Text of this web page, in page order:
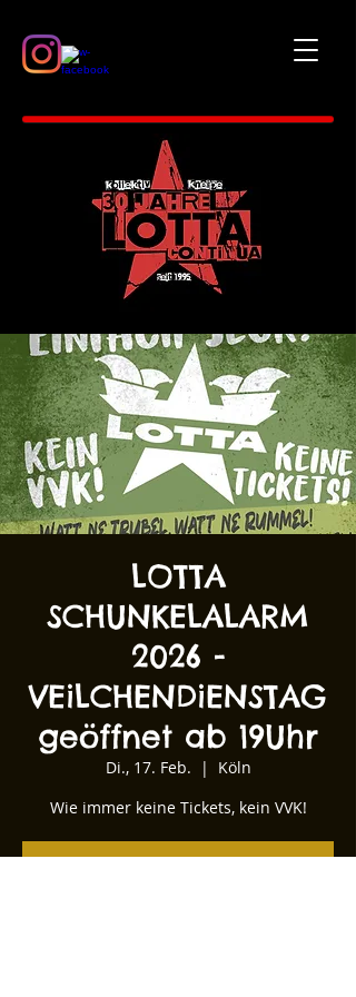
LOTTA
SCHUNKELALARM
2026 -
VEiLCHENDiENSTAG
geöffnet ab 19Uhr
Di., 17. Feb.
  |
Köln
Wie immer keine Tickets, kein VVK!